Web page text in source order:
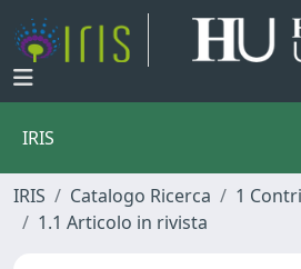
IRIS
IRIS Catalogo Ricerca
1
1.1 Articolo in rivista